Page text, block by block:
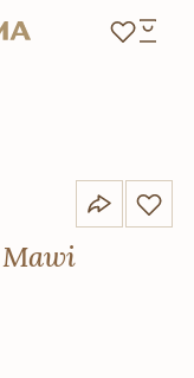
Mawi